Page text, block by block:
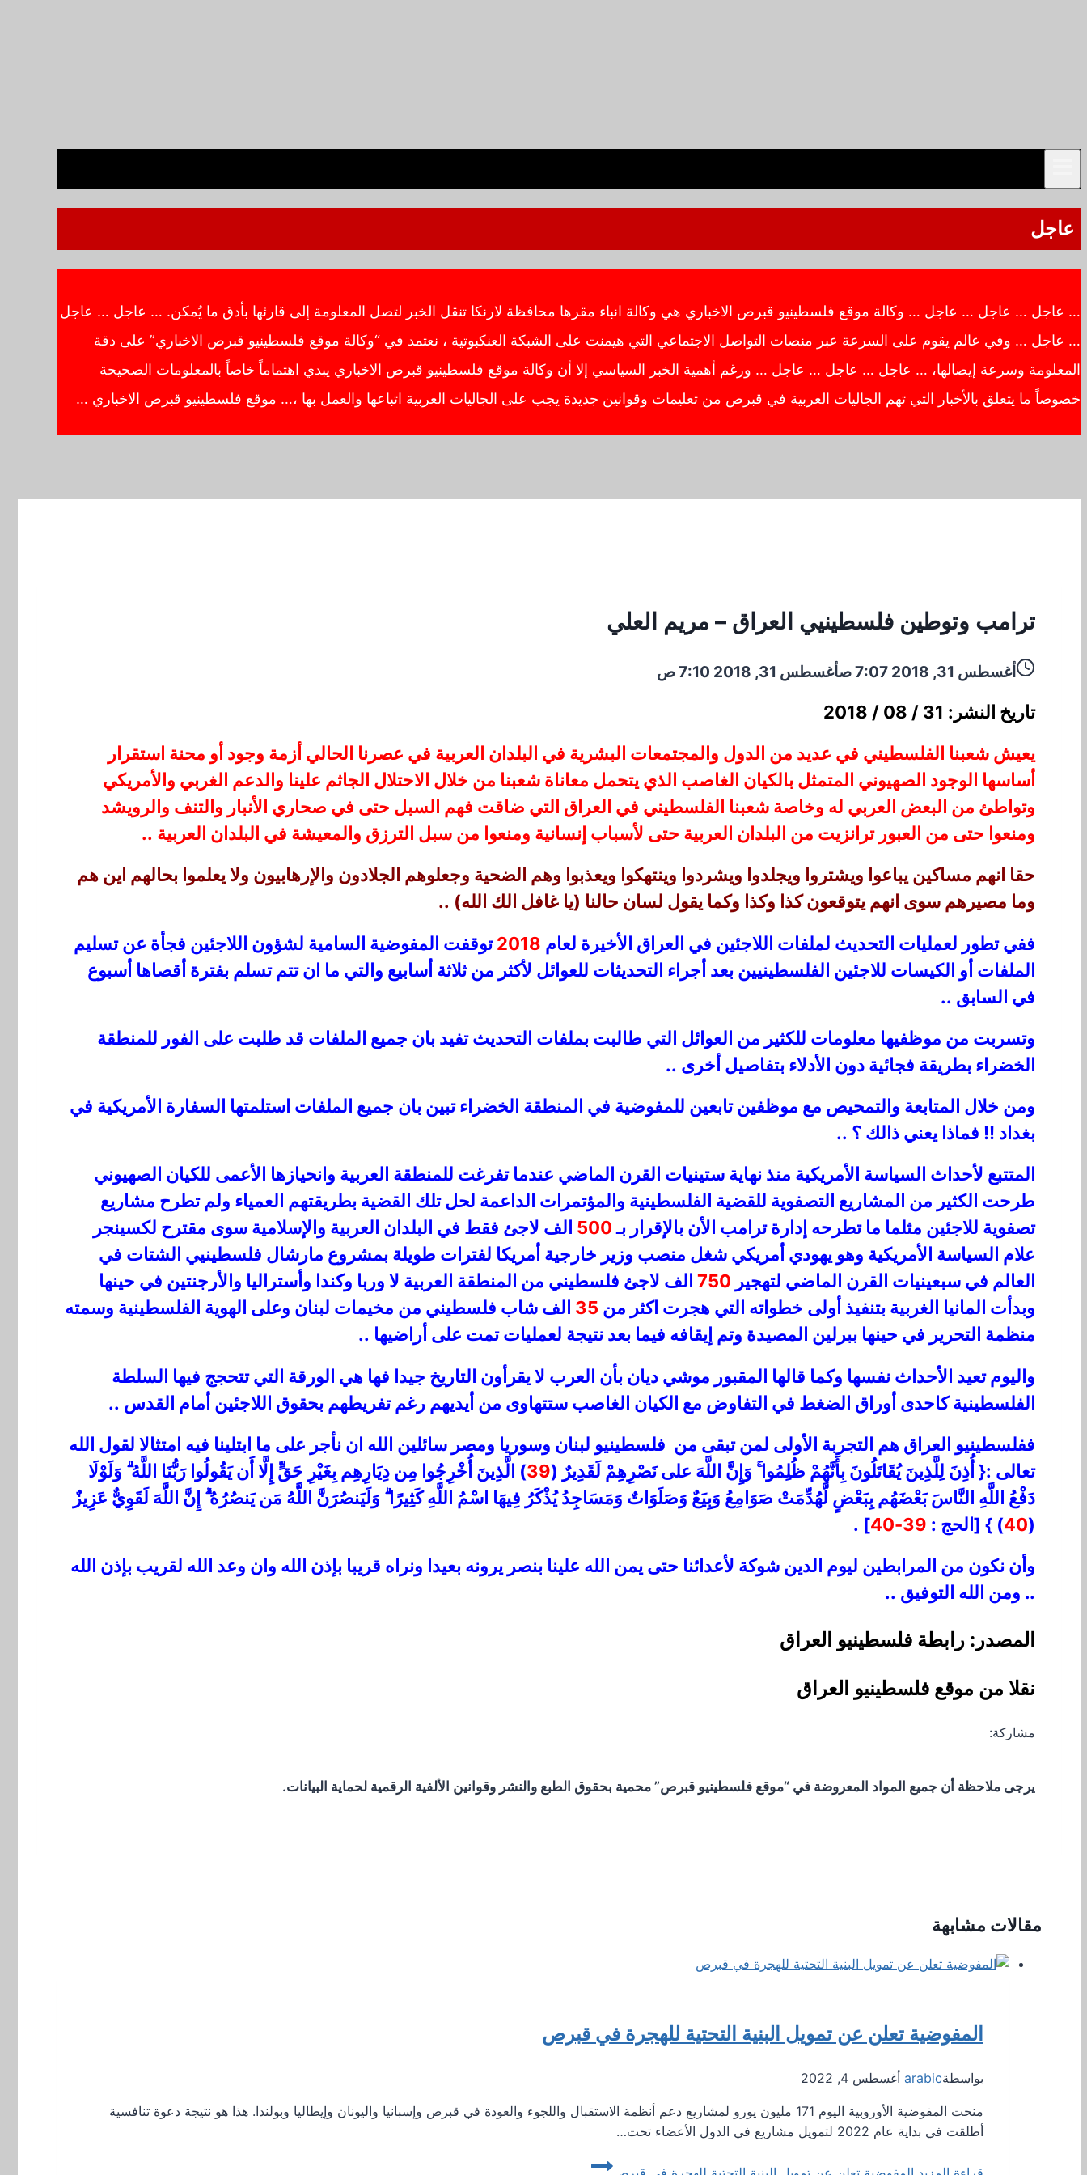
عاجل
… عاجل … عاجل … عاجل … وكالة موقع فلسطينيو قبرص الاخباري هي وكالة انباء مقرها محافظة لارنكا تنقل الخبر لتصل المعلومة إلى قارئها بأدق ما يُمكن. … عاجل … عاجل
… عاجل … وفي عالم يقوم على السرعة عبر منصات التواصل الاجتماعي التي هيمنت على الشبكة العنكبوتية ، نعتمد في “وكالة موقع فلسطينيو قبرص الاخباري” على دقة
المعلومة وسرعة إيصالها، … عاجل … عاجل … عاجل … ورغم أهمية الخبر السياسي إلا أن وكالة موقع فلسطينيو قبرص الاخباري يبدي اهتماماً خاصاً بالمعلومات الصحيحة
خصوصاً ما يتعلق بالأخبار التي تهم الجاليات العربية في قبرص من تعليمات وقوانين جديدة يجب على الجاليات العربية اتباعها والعمل بها ،… موقع فلسطينيو قبرص الاخباري …
ترامب وتوطين فلسطينيي العراق – مريم العلي
أغسطس 31, 2018 7:07 ص أغسطس 31, 2018 7:10 ص
تاريخ النشر: 31 / 08 / 2018
يعيش شعبنا الفلسطيني في عديد من الدول والمجتمعات البشرية في البلدان العربية في عصرنا الحالي أزمة وجود أو محنة استقرار
أساسها الوجود الصهيوني المتمثل بالكيان الغاصب الذي يتحمل معاناة شعبنا من خلال الاحتلال الجاثم علينا والدعم الغربي والأمريكي
وتواطئ من البعض العربي له وخاصة شعبنا الفلسطيني في العراق التي ضاقت فهم السبل حتى في صحاري الأنبار والتنف والرويشد
ومنعوا حتى من العبور ترانزيت من البلدان العربية حتى لأسباب إنسانية ومنعوا من سبل الترزق والمعيشة في البلدان العربية ..
حقا انهم مساكين يباعوا ويشتروا ويجلدوا ويشردوا وينتهكوا ويعذبوا وهم الضحية وجعلوهم الجلادون والإرهابيون ولا يعلموا بحالهم اين هم
وما مصيرهم سوى انهم يتوقعون كذا وكذا وكما يقول لسان حالنا (يا غافل الك الله) ..
ففي تطور لعمليات التحديث لملفات اللاجئين في العراق الأخيرة لعام 2018توقفت المفوضية السامية لشؤون اللاجئين فجأة عن تسليم
الملفات أو الكيسات للاجئين الفلسطينيين بعد أجراء التحديثات للعوائل لأكثر من ثلاثة أسابيع والتي ما ان تتم تسلم بفترة أقصاها أسبوع
في السابق ..
وتسربت من موظفيها معلومات للكثير من العوائل التي طالبت بملفات التحديث تفيد بان جميع الملفات قد طلبت على الفور للمنطقة
الخضراء بطريقة فجائية دون الأدلاء بتفاصيل أخرى ..
ومن خلال المتابعة والتمحيص مع موظفين تابعين للمفوضية في المنطقة الخضراء تبين بان جميع الملفات استلمتها السفارة الأمريكية في
بغداد !! فماذا يعني ذالك ؟ ..
المتتبع لأحداث السياسة الأمريكية منذ نهاية ستينيات القرن الماضي عندما تفرغت للمنطقة العربية وانحيازها الأعمى للكيان الصهيوني
طرحت الكثير من المشاريع التصفوية للقضية الفلسطينية والمؤتمرات الداعمة لحل تلك القضية بطريقتهم العمياء ولم تطرح مشاريع
تصفوية للاجئين مثلما ما تطرحه إدارة ترامب الأن بالإقرار بـ500 الف لاجئ فقط في البلدان العربية والإسلامية سوى مقترح لكسينجر
علام السياسة الأمريكية وهو يهودي أمريكي شغل منصب وزير خارجية أمريكا لفترات طويلة بمشروع مارشال فلسطينيي الشتات في
العالم في سبعينيات القرن الماضي لتهجير 750 الف لاجئ فلسطيني من المنطقة العربية لا وربا وكندا وأستراليا والأرجنتين في حينها
وبدأت المانيا الغربية بتنفيذ أولى خطواته التي هجرت اكثر من 35 الف شاب فلسطيني من مخيمات لبنان وعلى الهوية الفلسطينية وسمته
منظمة التحرير في حينها ببرلين المصيدة وتم إيقافه فيما بعد نتيجة لعمليات تمت على أراضيها ..
واليوم تعيد الأحداث نفسها وكما قالها المقبور موشي ديان بأن العرب لا يقرأون التاريخ جيدا فها هي الورقة التي تتحجج فيها السلطة
الفلسطينية كاحدى أوراق الضغط في التفاوض مع الكيان الغاصب ستتهاوى من أيديهم رغم تفريطهم بحقوق اللاجئين أمام القدس ..
ففلسطينيو العراق هم التجربة الأولى لمن تبقى من فلسطينيو لبنان وسوريا ومصر سائلين الله ان نأجر على ما ابتلينا فيه امتثالا لقول الله
تعالى :{ أُذِنَ لِلَّذِينَ يُقَاتَلُونَ بِأَنَّهُمْ ظُلِمُوا ۚ وَإِنَّ اللَّهَ على نَصْرِهِمْ لَقَدِيرٌ (39) الَّذِينَ أُخْرِجُوا مِن دِيَارِهِم بِغَيْرِ حَقٍّ إِلَّا أَن يَقُولُوا رَبُّنَا اللَّهُ ۗ وَلَوْلَا
دَفْعُ اللَّهِ النَّاسَ بَعْضَهُم بِبَعْضٍ لَّهُدِّمَتْ صَوَامِعُ وَبِيَعٌ وَصَلَوَاتٌ وَمَسَاجِدُ يُذْكَرُ فِيهَا اسْمُ اللَّهِ كَثِيرًا ۗ وَلَيَنصُرَنَّ اللَّهُ مَن يَنصُرُهُ ۗ إِنَّ اللَّهَ لَقَوِيٌّ عَزِيزٌ
(
40) } [الحج : 39-40
] .
وأن نكون من المرابطين ليوم الدين شوكة لأعدائنا حتى يمن الله علينا بنصر يرونه بعيدا ونراه قريبا بإذن الله وان وعد الله لقريب بإذن الله
.. ومن الله التوفيق ..
المصدر: رابطة فلسطينيو العراق
نقلا من موقع فلسطينيو العراق
مشاركة:
يرجى ملاحظة أن جميع المواد المعروضة في “موقع فلسطينيو قبرص” محمية بحقوق الطبع والنشر وقوانين الألفية الرقمية لحماية البيانات.
مقالات مشابهة
المفوضية تعلن عن تمويل البنية التحتية للهجرة في قبرص
بواسطةarabic أغسطس 4, 2022
منحت المفوضية الأوروبية اليوم 171 مليون يورو لمشاريع دعم أنظمة الاستقبال واللجوء والعودة في قبرص وإسبانيا واليونان وإيطاليا وبولندا. هذا هو نتيجة دعوة تنافسية
أطلقت في بداية عام 2022 لتمويل مشاريع في الدول الأعضاء تحت…